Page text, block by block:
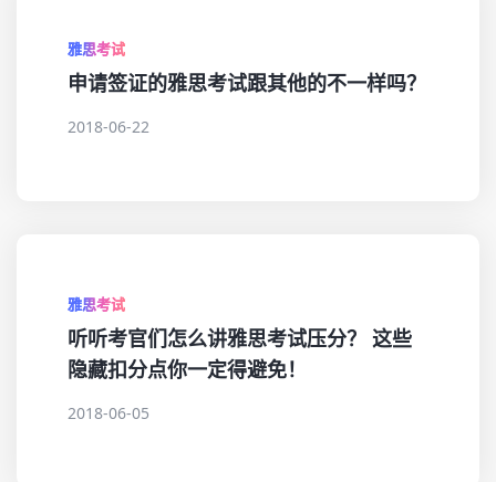
雅思考试
申请签证的雅思考试跟其他的不一样吗？
2018-06-22
雅思考试
听听考官们怎么讲雅思考试压分？ 这些
隐藏扣分点你一定得避免！
2018-06-05